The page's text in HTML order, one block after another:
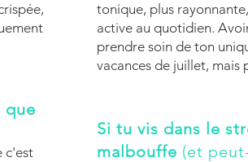
tonique, plus
active au quotidien.
prendre soin de ton
vacances de juillet, mais
Si tu vis dans le
malbouffe (et
que
c'est